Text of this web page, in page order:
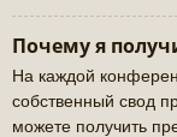
Почему я
На каждой
собственный свод
можете получить